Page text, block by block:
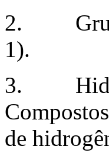
2. Grupo
1).
3.
de